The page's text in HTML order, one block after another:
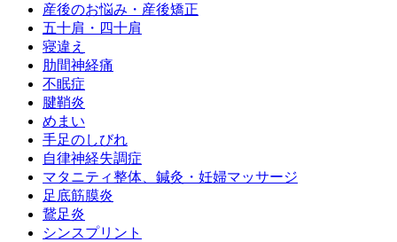
産後のお悩み・産後矯正
五十肩・四十肩
寝違え
肋間神経痛
不眠症
腱鞘炎
めまい
手足のしびれ
自律神経失調症
マタニティ整体、鍼灸・妊婦マッサージ
足底筋膜炎
鵞足炎
シンスプリント